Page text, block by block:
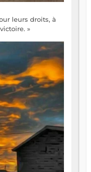
leurs droits, à
»